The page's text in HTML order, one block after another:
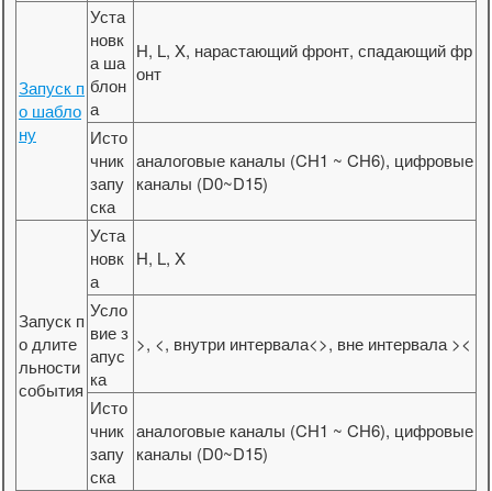
Запуск п
о шабло
ну
Уста
новк
а ша
блон
а
H, L, X, нарастающий фронт, спадающий фр
онт
Исто
чник
запу
ска
аналоговые каналы (CH1 ~ CH6), цифровые
каналы (D0~D15)
Запуск п
о длите
льности
события
Уста
новк
а
H, L, X
Усло
вие з
апус
ка
>, <, внутри интервала<>, вне интервала ><
Исто
чник
запу
ска
аналоговые каналы (CH1 ~ CH6), цифровые
каналы (D0~D15)